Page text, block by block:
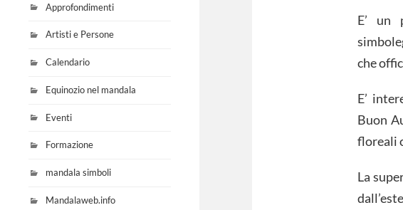
Approfondimenti
Artisti e Persone
Calendario
Equinozio nel mandala
Eventi
Formazione
mandala simboli
Mandalaweb.info
E’ un
che
E’
Buon
floreali
La